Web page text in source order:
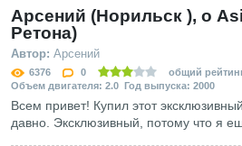
Арсений (Норильск ), о
Ретона)
Автор: Арсений
6376 0
общий
Объем двигателя: 2.0 Год выпуска: 2000
Всем привет! Купил этот
давно. Эксклюзивный, потому что я